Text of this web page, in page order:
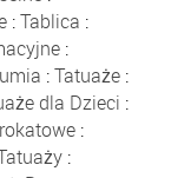
:Tablica :
:
:Tatuaże:
dla Dzieci :
:
: